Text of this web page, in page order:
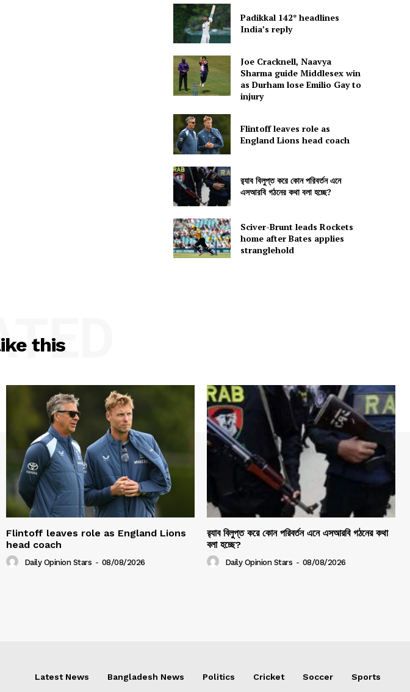
Padikkal 142* headlines
India’s reply
Joe Cracknell, Naavya
Sharma guide Middlesex win
as Durham lose Emilio Gay to
injury
Flintoff leaves role as
England Lions head coach
র‍্যাব বিলুপ্ত করে কোন পরিবর্তন এনে
এসআরবি গঠনের কথা বলা হচ্ছে?
Sciver-Brunt leads Rockets
home after Bates applies
stranglehold
this
Flintoff leaves role as England Lions
head coach
Daily Opinion Stars - 08/08/2026
র‍্যাব বিলুপ্ত করে কোন পরিবর্তন এনে এসআরবি গঠনের কথা
বলা হচ্ছে?
Daily Opinion Stars - 08/08/2026
Latest News Bangladesh News Politics Cricket Soccer Sports